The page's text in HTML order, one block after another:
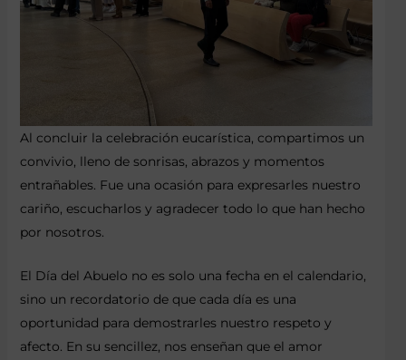
Al concluir la celebración eucarística, compartimos un
convivio, lleno de sonrisas, abrazos y momentos
entrañables. Fue una ocasión para expresarles nuestro
cariño, escucharlos y agradecer todo lo que han hecho
por nosotros.
El Día del Abuelo no es solo una fecha en el calendario,
sino un recordatorio de que cada día es una
oportunidad para demostrarles nuestro respeto y
afecto. En su sencillez, nos enseñan que el amor